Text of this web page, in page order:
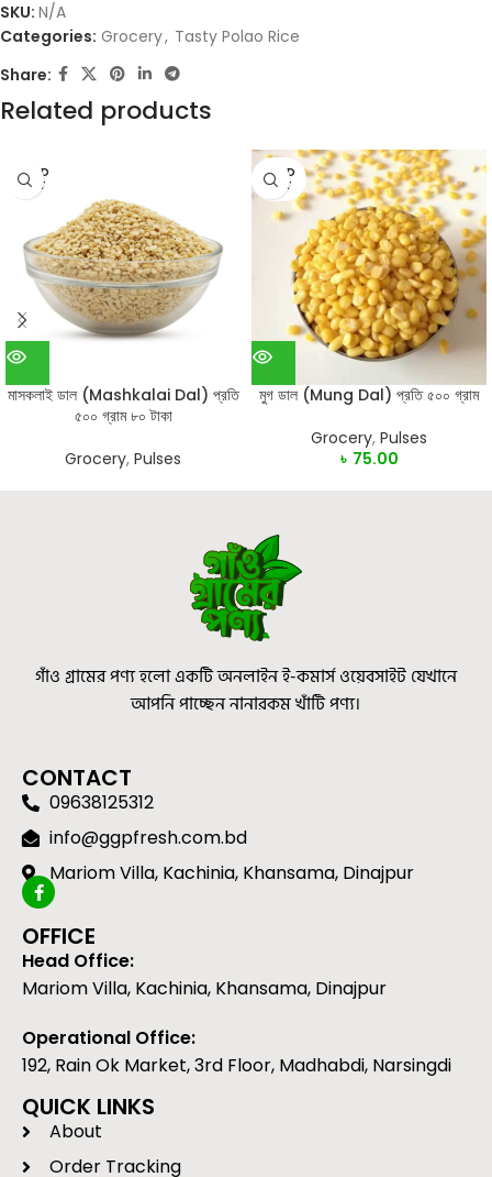
SKU: N/A
Categories: Grocery, Tasty Polao Rice
Share:
Related products
SOLD
OUT
মাসকলাই ডাল (Mashkalai Dal) প্রতি
৫০০ গ্রাম ৮০ টাকা
Grocery, Pulses
SOLD
OUT
মুগ ডাল (Mung Dal) প্রতি ৫০০ গ্রাম
Grocery, Pulses
৳ 75.00
গাঁও গ্রামের পণ্য হলো একটি অনলাইন ই-কমার্স ওয়েবসাইট যেখানে
আপনি পাচ্ছেন নানারকম খাঁটি পণ্য।
CONTACT
09638125312
info@ggpfresh.com.bd
Mariom Villa, Kachinia, Khansama, Dinajpur
OFFICE
Head Office:
Mariom Villa, Kachinia, Khansama, Dinajpur
Operational Office:
192, Rain Ok Market, 3rd Floor, Madhabdi, Narsingdi
QUICK LINKS
About
Order Tracking